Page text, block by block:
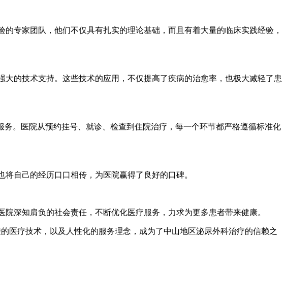
家团队，他们不仅具有扎实的理论基础，而且有着大量的临床实践经验，
的技术支持。这些技术的应用，不仅提高了疾病的治愈率，也极大减轻了患
。医院从预约挂号、就诊、检查到住院治疗，每一个环节都严格遵循标准化
自己的经历口口相传，为医院赢得了良好的口碑。
知肩负的社会责任，不断优化医疗服务，力求为更多患者带来健康。
疗技术，以及人性化的服务理念，成为了中山地区泌尿外科治疗的信赖之